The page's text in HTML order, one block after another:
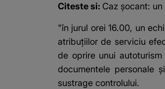
Citeste si: Caz șocant:
"în jurul orei 16.00, un
atribuţiilor de serviciu
de oprire unui
documentele personale
sustrage controlului.